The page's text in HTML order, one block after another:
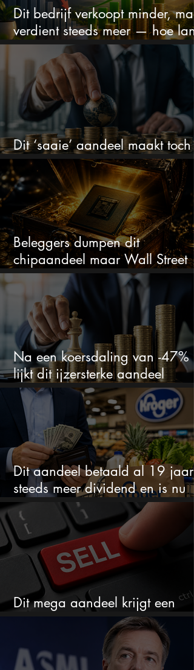
Dit bedrijf verkoopt minder,
verdient steeds meer — hoe
kan dit sprookje doorgaan?
Dit ‘saaie’ aandeel maakt toch
bizar veel winst
Beleggers dumpen dit
chipaandeel maar Wall Street
ziet een zeldzame koopkans
Na een koersdaling van -47%
lijkt dit ijzersterke aandeel
aantrekkelijker dan ooit
Dit aandeel betaald al 19 jaar
steeds meer dividend en is nu
goedkoop
Dit mega aandeel krijgt een
zeldzaam verkoopadvies